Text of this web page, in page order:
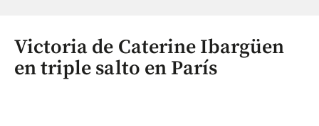
Victoria de Caterine Ibargüen
en triple salto en París